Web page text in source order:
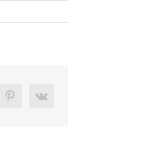
Pinterest
Vk